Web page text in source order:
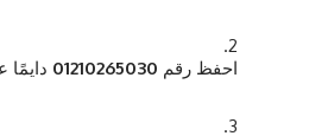
احفظ رقم 01210265030 دايمًا